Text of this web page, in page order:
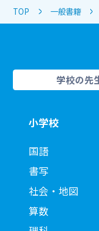
TOP 一般書籍
学校の先
小学校
国語
書写
社会・地図
算数